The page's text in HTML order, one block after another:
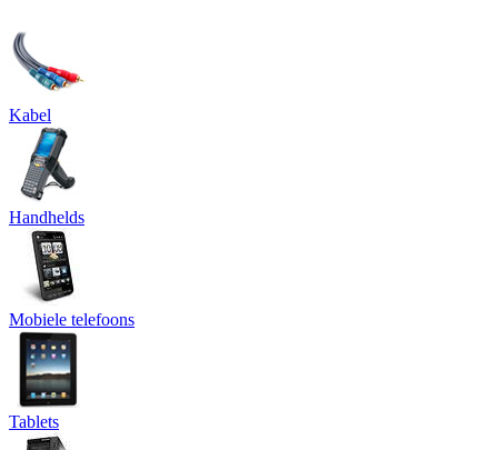
Kabel
Handhelds
Mobiele telefoons
Tablets